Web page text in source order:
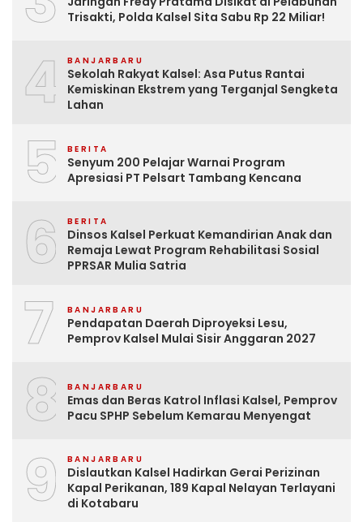
Trisakti, Polda Kalsel Sita Sabu Rp 22 Miliar!
4 BANJARBARU
Sekolah Rakyat Kalsel: Asa Putus Rantai
Kemiskinan Ekstrem yang Terganjal Sengketa
Lahan
5 BERITA
Senyum 200 Pelajar Warnai Program
Apresiasi PT Pelsart Tambang Kencana
6 BERITA
Dinsos Kalsel Perkuat Kemandirian Anak dan
Remaja Lewat Program Rehabilitasi Sosial
PPRSAR Mulia Satria
7 BANJARBARU
Pendapatan Daerah Diproyeksi Lesu,
Pemprov Kalsel Mulai Sisir Anggaran 2027
8 BANJARBARU
Emas dan Beras Katrol Inflasi Kalsel, Pemprov
Pacu SPHP Sebelum Kemarau Menyengat
9 BANJARBARU
Dislautkan Kalsel Hadirkan Gerai Perizinan
Kapal Perikanan, 189 Kapal Nelayan Terlayani
di Kotabaru